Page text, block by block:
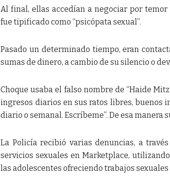
Al final, ellas accedían a negociar por
fue tipificado como “psicópata sexual”.
Pasado un determinado tiempo, eran
sumas de dinero, a cambio de su silencio o
Choque usaba el falso nombre de “Haide
ingresos diarios en sus ratos libres, buenos
diario o semanal. Escríbeme”. De esa manera
La Policía recibió varias denuncias, a
servicios sexuales en Marketplace,
las adolescentes ofreciendo trabajos